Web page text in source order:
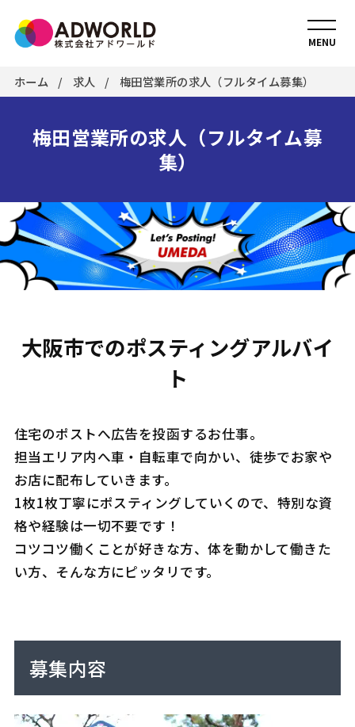
MENU
ホーム 求人 梅田営業所の求人（フルタイム募集）
梅田営業所の求人（フルタイム募
集）
大阪市でのポスティングアルバイ
ト
住宅のポストへ広告を投函するお仕事。
担当エリア内へ車・自転車で向かい、徒歩でお家や
お店に配布していきます。
1枚1枚丁寧にポスティングしていくので、特別な資
格や経験は一切不要です！
コツコツ働くことが好きな方、体を動かして働きた
い方、そんな方にピッタリです。
募集内容